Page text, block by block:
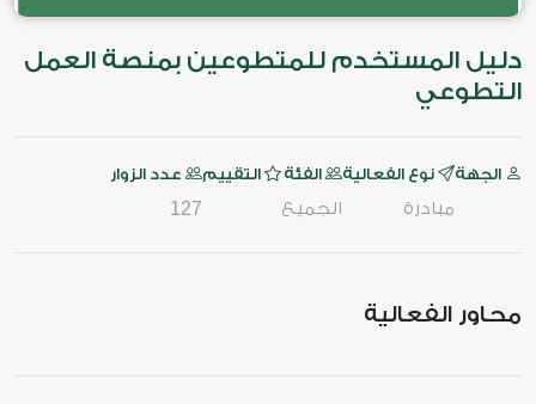
دليل المستخدم للمتطوعين بمنصة العمل
التطوعي
الجهة نوع الفعالية
مبادرة
الفئة
الجميع
التقييم عدد الزوار
127
محاور الفعالية